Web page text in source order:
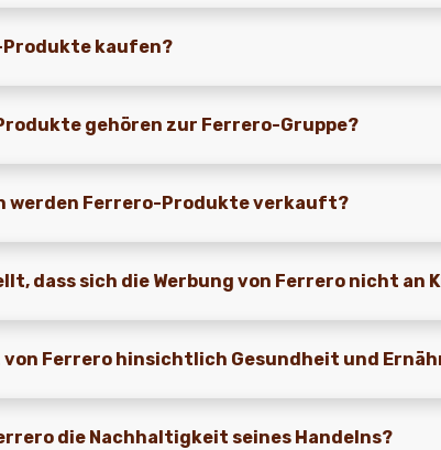
Produkte kaufen?
gehören zur Ferrero-Gruppe?
werden Ferrero-Produkte verkauft?
dass sich die Werbung von Ferrero nicht an
von Ferrero hinsichtlich Gesundheit und
die Nachhaltigkeit seines Handelns?